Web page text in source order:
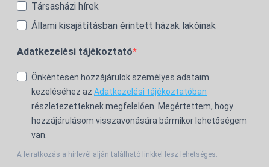
Társasházi hírek
Állami kisajátításban érintett házak lakóinak
Adatkezelési tájékoztató
Önkéntesen hozzájárulok személyes adataim
kezeléséhez az Adatkezelési tájékoztatóban
részletezetteknek megfelelően. Megértettem, hogy
hozzájárulásom visszavonására bármikor lehetőségem
van.
A leiratkozás a hírlevél alján található linkkel lesz lehetséges.